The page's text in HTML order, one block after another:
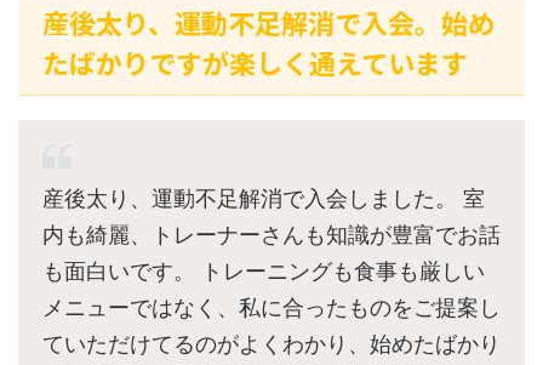
産後太り、運動不足解消で入会。始め
たばかりですが楽しく通えています
産後太り、運動不足解消で入会しました。 室
内も綺麗、トレーナーさんも知識が豊富でお話
も面白いです。 トレーニングも食事も厳しい
メニューではなく、私に合ったものをご提案し
ていただけてるのがよくわかり、始めたばかり